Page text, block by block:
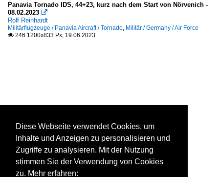
Panavia Tornado IDS, 44+23, kurz nach dem Start von Nörvenich -
08.02.2023 
Rolf Reinhardt
Militärflugzeuge / Panavia Aircraft / Tornado Militär / Germany / Air Force
 246 1200x833 Px, 19.06.2023
Diese Webseite verwendet Cookies, um
Inhalte und Anzeigen zu personalisieren und
Zugriffe zu analysieren. Mit der Nutzung
stimmen Sie der Verwendung von Cookies
zu. Mehr erfahren: